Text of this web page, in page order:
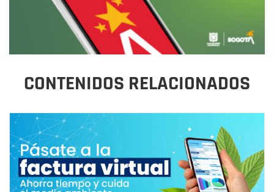
CONTENIDOS RELACIONADOS